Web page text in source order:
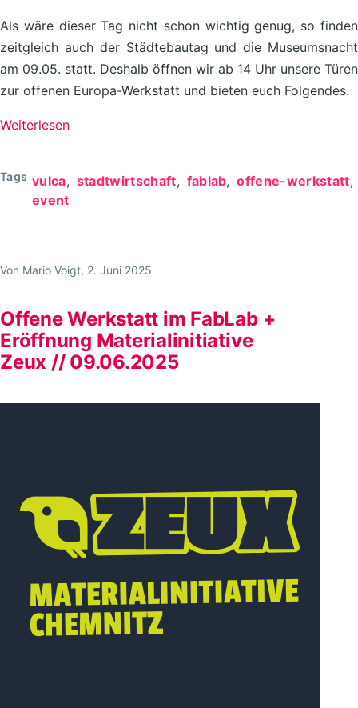
Als wäre dieser Tag nicht schon wichtig genug, so finden
zeitgleich auch der Städtebautag und die Museumsnacht
am 09.05. statt. Deshalb öffnen wir ab 14 Uhr unsere Türen
zur offenen Europa-Werkstatt und bieten euch Folgendes.
Weiterlesen
Werkstatt
//
Tags vulca stadtwirtschaft fablab
offene-werkstatt
event
Von Mario Voigt, 2. Juni 2025
Offene Werkstatt im FabLab +
Eröffnung Materialinitiative
Zeux // 09.06.2025